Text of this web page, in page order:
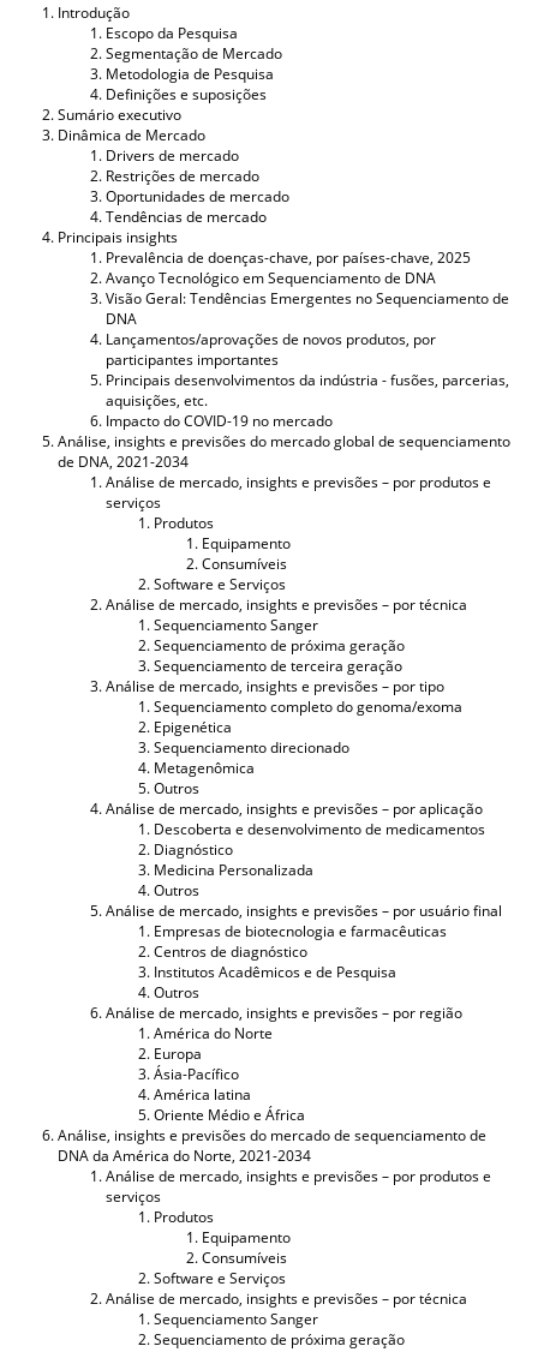
Introdução
Escopo da Pesquisa
Segmentação de Mercado
Metodologia de Pesquisa
Definições e suposições
Sumário executivo
Dinâmica de Mercado
Drivers de mercado
Restrições de mercado
Oportunidades de mercado
Tendências de mercado
Principais insights
Prevalência de doenças-chave, por países-chave, 2025
Avanço Tecnológico em Sequenciamento de DNA
Visão Geral: Tendências Emergentes no Sequenciamento de
DNA
Lançamentos/aprovações de novos produtos, por
participantes importantes
Principais desenvolvimentos da indústria - fusões, parcerias,
aquisições, etc.
Impacto do COVID-19 no mercado
Análise, insights e previsões do mercado global de sequenciamento
de DNA, 2021-2034
Análise de mercado, insights e previsões – por produtos e
serviços
Produtos
Equipamento
Consumíveis
Software e Serviços
Análise de mercado, insights e previsões – por técnica
Sequenciamento Sanger
Sequenciamento de próxima geração
Sequenciamento de terceira geração
Análise de mercado, insights e previsões – por tipo
Sequenciamento completo do genoma/exoma
Epigenética
Sequenciamento direcionado
Metagenômica
Outros
Análise de mercado, insights e previsões – por aplicação
Descoberta e desenvolvimento de medicamentos
Diagnóstico
Medicina Personalizada
Outros
Análise de mercado, insights e previsões – por usuário final
Empresas de biotecnologia e farmacêuticas
Centros de diagnóstico
Institutos Acadêmicos e de Pesquisa
Outros
Análise de mercado, insights e previsões – por região
América do Norte
Europa
Ásia-Pacífico
América latina
Oriente Médio e África
Análise, insights e previsões do mercado de sequenciamento de
DNA da América do Norte, 2021-2034
Análise de mercado, insights e previsões – por produtos e
serviços
Produtos
Equipamento
Consumíveis
Software e Serviços
Análise de mercado, insights e previsões – por técnica
Sequenciamento Sanger
Sequenciamento de próxima geração